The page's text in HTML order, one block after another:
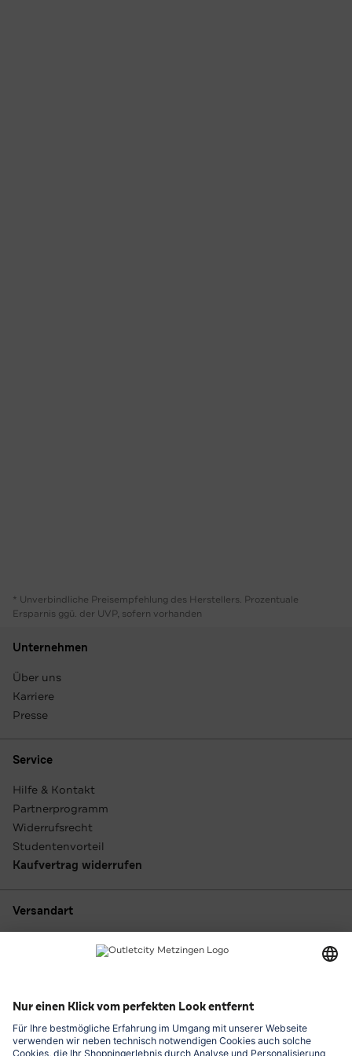
* Unverbindliche Preisempfehlung des Herstellers. Prozentuale
Ersparnis ggü. der UVP, sofern vorhanden
Unternehmen
Über uns
Karriere
Presse
Service
Hilfe & Kontakt
Partnerprogramm
Widerrufsrecht
Studentenvorteil
Kaufvertrag widerrufen
Versandart